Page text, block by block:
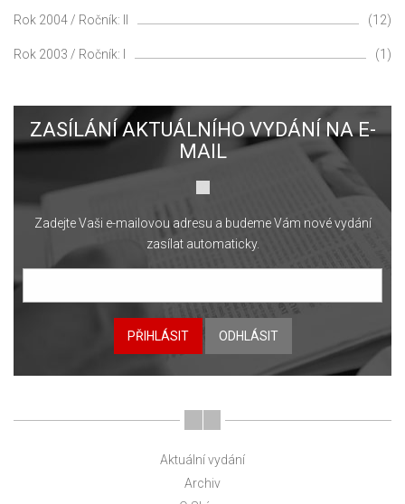
Rok 2004 / Ročník: II (12)
Rok 2003 / Ročník: I (1)
ZASÍLÁNÍ AKTUÁLNÍHO VYDÁNÍ NA E-
MAIL
Zadejte Vaši e-mailovou adresu a budeme Vám nové vydání
zasílat automaticky.
PŘIHLÁSIT ODHLÁSIT
Aktuální vydání
Archiv